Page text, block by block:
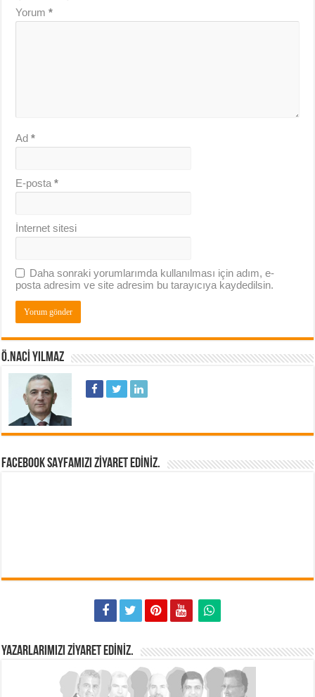
Yorum*
Ad*
E-posta*
İnternet sitesi
Daha sonraki yorumlarımda kullanılması için adım, e-
posta adresim ve site adresim bu tarayıcıya kaydedilsin.
Ö.NACI YILMAZ
FACEBOOK SAYFAMIZI ZIYARET EDINIZ.
YAZARLARIMIZI ZIYARET EDINIZ.